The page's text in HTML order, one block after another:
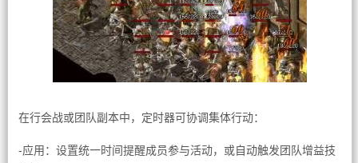
在行会战或团队副本中，定时器可协调集体行动：
-应用：设置统一时间提醒成员参与活动，或自动触发团队增益技